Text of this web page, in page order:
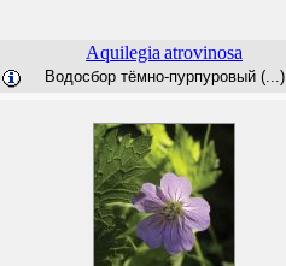
Aquilegia atrovinosa
Водосбор тёмно-пурпуровый (...)